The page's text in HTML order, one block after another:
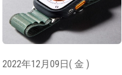
2022年12月09日( 金 )